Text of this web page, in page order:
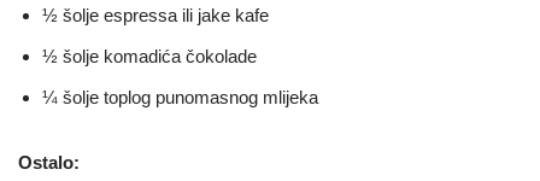
½ šolje espressa ili jake kafe
½ šolje komadića čokolade
¼ šolje toplog punomasnog mlijeka
Ostalo: